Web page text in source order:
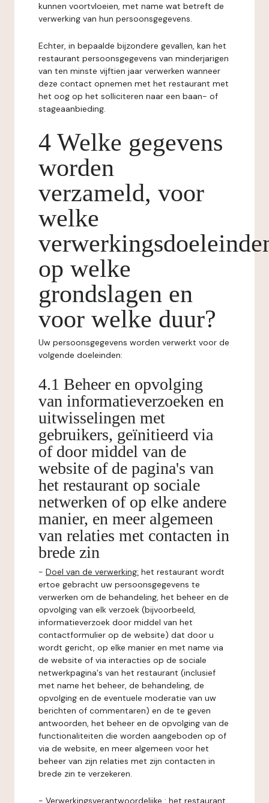
kunnen voortvloeien, met name wat betreft de
verwerking van hun persoonsgegevens.
Echter, in bepaalde bijzondere gevallen, kan het
restaurant persoonsgegevens van minderjarigen
van ten minste vijftien jaar verwerken wanneer
deze contact opnemen met het restaurant met
het oog op het solliciteren naar een baan- of
stageaanbieding.
4 Welke gegevens
worden
verzameld, voor
welke
op welke
grondslagen en
voor welke duur?
Uw persoonsgegevens worden verwerkt voor de
volgende doeleinden:
4.1 Beheer en opvolging
van informatieverzoeken en
uitwisselingen met
gebruikers, geïnitieerd via
of door middel van de
website of de pagina's van
het restaurant op sociale
netwerken of op elke andere
manier, en meer algemeen
van relaties met contacten in
brede zin
- Doel van de verwerking: het restaurant wordt
ertoe gebracht uw persoonsgegevens te
verwerken om de behandeling, het beheer en de
opvolging van elk verzoek (bijvoorbeeld,
informatieverzoek door middel van het
contactformulier op de website) dat door u
wordt gericht, op elke manier en met name via
de website of via interacties op de sociale
netwerkpagina's van het restaurant (inclusief
met name het beheer, de behandeling, de
opvolging en de eventuele moderatie van uw
berichten of commentaren) en de te geven
antwoorden, het beheer en de opvolging van de
functionaliteiten die worden aangeboden op of
via de website, en meer algemeen voor het
beheer van zijn relaties met zijn contacten in
brede zin te verzekeren.
- Verwerkingsverantwoordelijke : het restaurant.